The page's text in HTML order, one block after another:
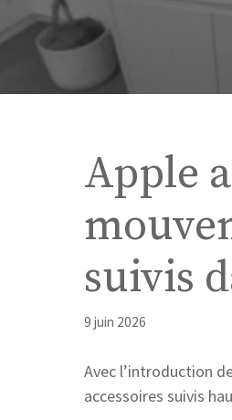
Apple
suivis
9 juin 2026
Avec l’introduction
accessoires suivis